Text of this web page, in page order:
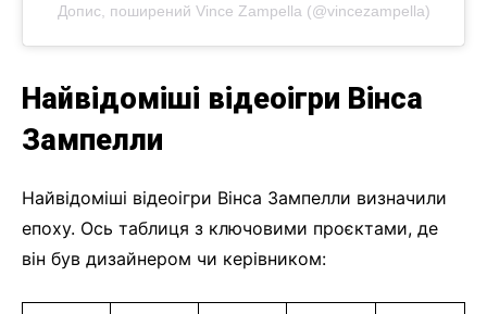
Допис, поширений Vince Zampella (@vincezampella)
Найвідоміші відеоігри Вінса
Зампелли
Найвідоміші відеоігри Вінса Зампелли визначили
епоху. Ось таблиця з ключовими проєктами, де
він був дизайнером чи керівником: